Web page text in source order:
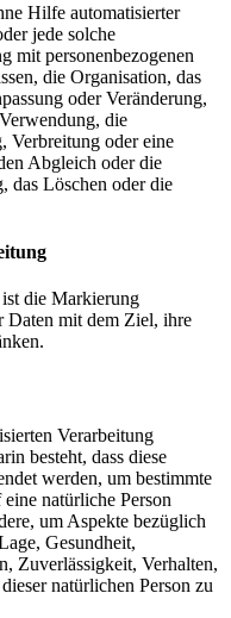
Hilfe automatisierter
jede solche
mit personenbezogenen
die Organisation, das
oder Veränderung,
die
Verbreitung oder eine
Abgleich oder die
das Löschen oder die
die Markierung
Daten mit dem Ziel, ihre
Verarbeitung
besteht, dass diese
werden, um bestimmte
natürliche Person
um Aspekte bezüglich
Gesundheit,
Zuverlässigkeit, Verhalten,
natürlichen Person zu